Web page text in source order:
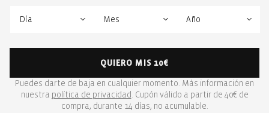
QUIERO MIS 10€
Puedes darte de baja en cualquier momento. Más información en
nuestra política de privacidad . Cupón válido a partir de 40€ de
compra, durante 14 días, no acumulable.